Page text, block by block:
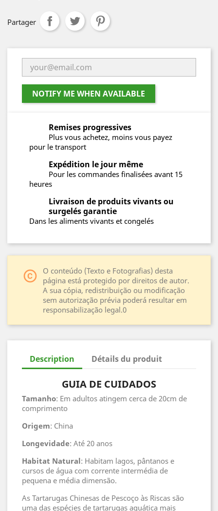
Partager
NOTIFY ME WHEN AVAILABLE
Remises progressives
Plus vous achetez, moins vous payez
pour le transport
Expédition le jour même
Pour les commandes finalisées avant 15
heures
Livraison de produits vivants ou
surgelés garantie
Dans les aliments vivants et congelés
copyright
O conteúdo (Texto e Fotografias) desta
página está protegido por direitos de autor.
A sua cópia, redistribuição ou modificação
sem autorização prévia poderá resultar em
responsabilização legal.0
Description Détails du produit
GUIA DE CUIDADOS
Tamanho: Em adultos atingem cerca de 20cm de
comprimento
Origem: China
Longevidade: Até 20 anos
Habitat Natural: Habitam lagos, pântanos e
cursos de água com corrente intermédia de
pequena e média dimensão.
As Tartarugas Chinesas de Pescoço às Riscas são
uma das espécies de tartarugas aquática mais